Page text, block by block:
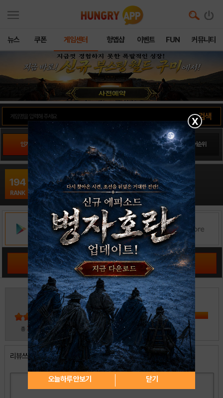
뉴스 쿠폰 게임센터 헝앱샵 이벤트 FUN 커뮤니티
인기게임 팬사이트순위 PLAY스토어순위 앱스토어순위
194
RANK
점피햔 for Kakao16
아케이드 / tobeit.corp
출시일: 2015-10-20
공략 커뮤니티 바로가기
3
총 30 명 참여
5
4
3
리뷰쓰기
X
오늘하루 안보기 닫기